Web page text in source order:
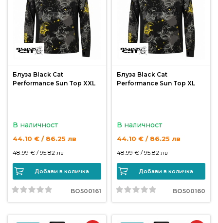
Промоции
Нови
продукти
Захранки
и
Макари
Въдици
Аксесоари
Блуза Black Cat
Performance Sun Top XXL
В наличност
44.10 € / 86.25 лв
48.99 € /95.82 лв
Добави в количка
BO500161
Блуза Black Cat
Performance Sun Top XL
В наличност
44.10 € / 86.25 лв
48.99 € /95.82 лв
Добави в количка
BO500160